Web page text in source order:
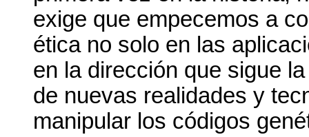
exige que empecemos a
ética no solo en las
en la dirección que sigue
de nuevas realidades y
manipular los códigos